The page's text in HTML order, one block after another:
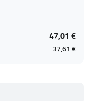
47,01 €
37,61 €